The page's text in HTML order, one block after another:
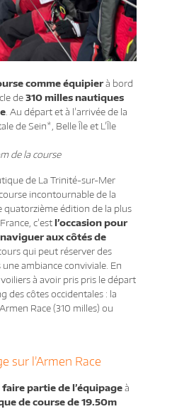
comme équipierà bord
de310 milles nautiques
. Au départ et à l’arrivée de la
de Sein*, Belle Île et L’Île
de la course
de La Trinité-sur-Mer
incontournable de la
édition de la plus
c’estl’occasion pour
aux côtés de
qui peut réserver des
ambiance conviviale. En
à avoir pris pris le départ
des côtes occidentales : la
Race (310 milles) ou
sur l’Armen Race
partie de l’équipageà
de course de 19.50m